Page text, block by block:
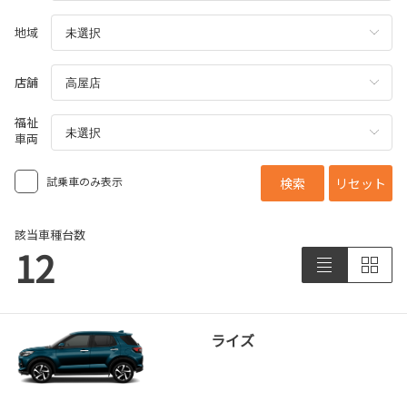
地域
店舗
福祉
車両
試乗車のみ表示 検索 リセット
該当車種台数
12
ライズ